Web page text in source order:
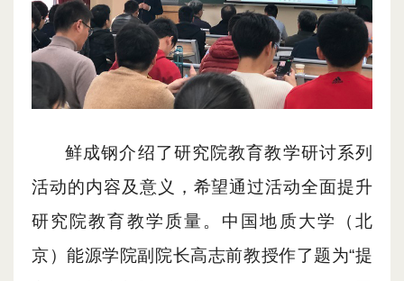
鲜成钢介绍了研究院教育教学研讨系列
活动的内容及意义，希望通过活动全面提升
研究院教育教学质量。中国地质大学（北
京）能源学院副院长高志前教授作了题为“提